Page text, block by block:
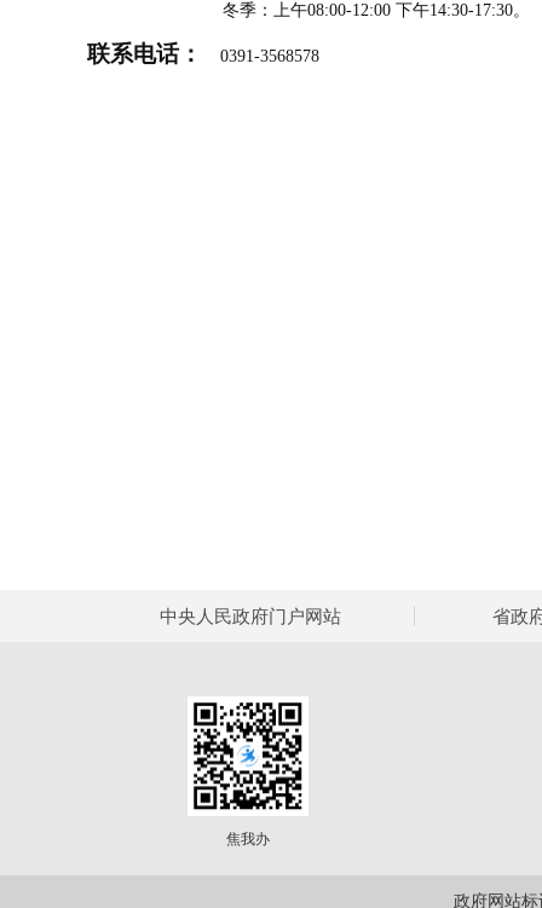
冬季：上午08:00-12:00 下午14:30-17:30。
联系电话： 0391-3568578
中央人民政府门户网站 省政
焦我办
政府网站